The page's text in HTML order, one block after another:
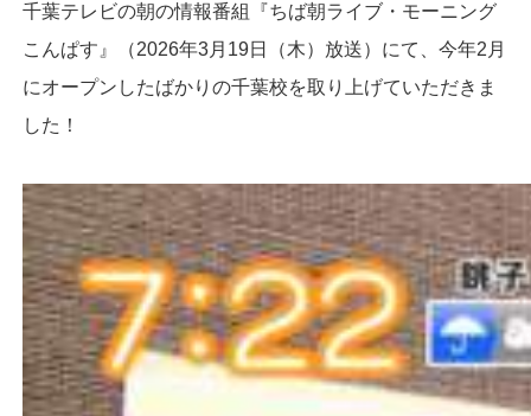
千葉テレビの朝の情報番組『ちば朝ライブ・モーニング
こんぱす』（2026年3月19日（木）放送）にて、今年2月
にオープンしたばかりの千葉校を取り上げていただきま
した！